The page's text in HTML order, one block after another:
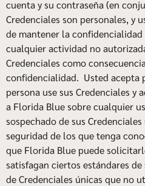
cuenta y su contraseña (en
Credenciales son personales, y
de mantener la confidencialidad
cualquier actividad no
Credenciales como
confidencialidad. Usted acepta
persona use sus Credenciales
a Florida Blue sobre cualquier
sospechado de sus
seguridad de los que tenga
que Florida Blue puede
satisfagan ciertos estándares
de Credenciales únicas que no